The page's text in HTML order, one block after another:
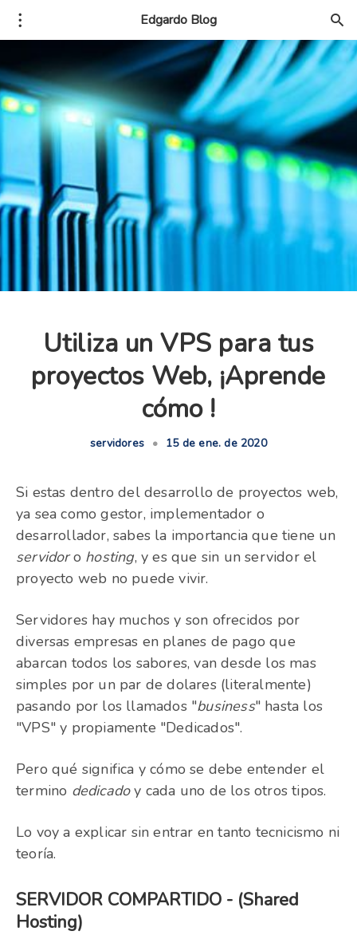
Edgardo Blog
Utiliza un VPS para tus
proyectos Web, ¡Aprende
cómo !
servidores • 15 de ene. de 2020
Si estas dentro del desarrollo de proyectos web,
ya sea como gestor, implementador o
desarrollador, sabes la importancia que tiene un
servidoro hosting, y es que sin un servidor el
proyecto web no puede vivir.
Servidores hay muchos y son ofrecidos por
diversas empresas en planes de pago que
abarcan todos los sabores, van desde los mas
simples por un par de dolares (literalmente)
pasando por los llamados "business" hasta los
"VPS" y propiamente "Dedicados".
Pero qué significa y cómo se debe entender el
termino dedicadoy cada uno de los otros tipos.
Lo voy a explicar sin entrar en tanto tecnicismo ni
teoría.
SERVIDOR COMPARTIDO - (Shared
Hosting)